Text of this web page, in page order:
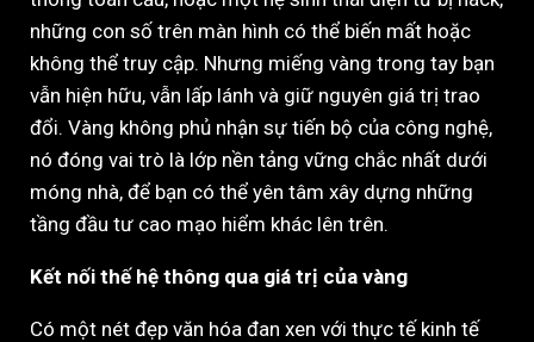
những con số trên màn hình có thể biến mất hoặc
không thể truy cập. Nhưng miếng vàng trong tay bạn
vẫn hiện hữu, vẫn lấp lánh và giữ nguyên giá trị trao
đổi. Vàng không phủ nhận sự tiến bộ của công nghệ,
nó đóng vai trò là lớp nền tảng vững chắc nhất dưới
móng nhà, để bạn có thể yên tâm xây dựng những
tầng đầu tư cao mạo hiểm khác lên trên.
Kết nối thế hệ thông qua giá trị của vàng
Có một nét đẹp văn hóa đan xen với thực tế kinh tế